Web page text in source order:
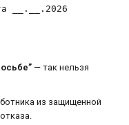
__.__.2026
— так нельзя
из защищенной